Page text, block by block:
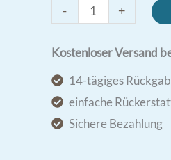
-
Eucharistische
Menge
+
Kostenloser Versand
14-tägiges
einfache
Sichere Bezahlung